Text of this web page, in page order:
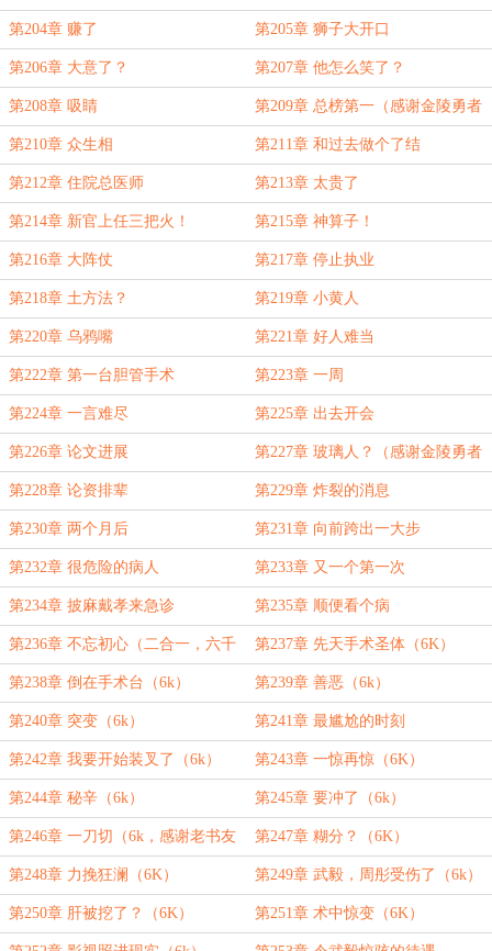
第204章 赚了 第205章 狮子大开口
第206章 大意了？ 第207章 他怎么笑了？
第208章 吸睛 第209章 总榜第一（感谢金陵勇者
就位护法）
第210章 众生相 第211章 和过去做个了结
第212章 住院总医师 第213章 太贵了
第214章 新官上任三把火！ 第215章 神算子！
第216章 大阵仗 第217章 停止执业
第218章 土方法？ 第219章 小黄人
第220章 乌鸦嘴 第221章 好人难当
第222章 第一台胆管手术 第223章 一周
第224章 一言难尽 第225章 出去开会
第226章 论文进展 第227章 玻璃人？（感谢金陵勇者
就位长老）
第228章 论资排辈 第229章 炸裂的消息
第230章 两个月后 第231章 向前跨出一大步
第232章 很危险的病人 第233章 又一个第一次
第234章 披麻戴孝来急诊 第235章 顺便看个病
第236章 不忘初心（二合一，六千
字）
第237章 先天手术圣体（6K）
第238章 倒在手术台（6k） 第239章 善恶（6k）
第240章 突变（6k） 第241章 最尴尬的时刻
第242章 我要开始装叉了（6k） 第243章 一惊再惊（6K）
第244章 秘辛（6k） 第245章 要冲了（6k）
第246章 一刀切（6k，感谢老书友
昆仑2008就位舵主）
第247章 糊分？（6K）
第248章 力挽狂澜（6K） 第249章 武毅，周彤受伤了（6k）
第250章 肝被挖了？（6K） 第251章 术中惊变（6K）